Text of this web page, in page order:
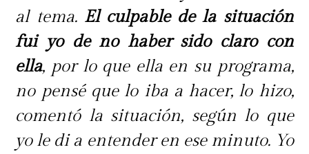
al tema. El culpable de la situación
fui yo de no haber sido claro con
ella, por lo que ella en su programa,
no pensé que lo iba a hacer, lo hizo,
comentó la situación, según lo que
yo le di a entender en ese minuto. Yo